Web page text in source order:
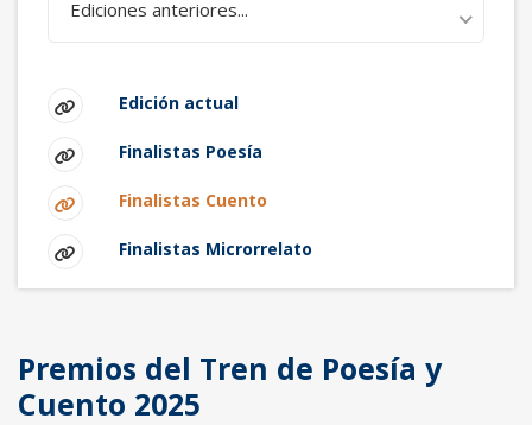
Ediciones anteriores...
Edición actual
Finalistas Poesía
Finalistas Cuento
Finalistas Microrrelato
Premios del Tren de Poesía y
Cuento 2025